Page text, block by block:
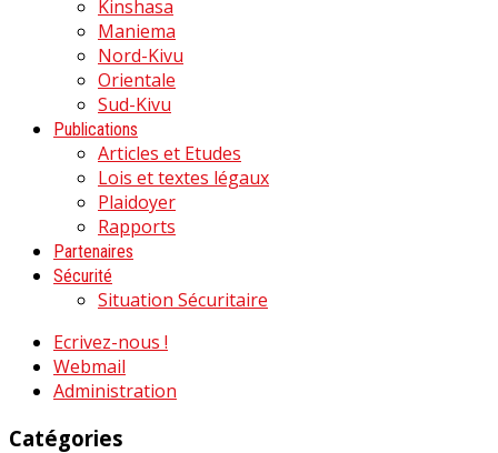
Kinshasa
Maniema
Nord-Kivu
Orientale
Sud-Kivu
Publications
Articles et Etudes
Lois et textes légaux
Plaidoyer
Rapports
Partenaires
Sécurité
Situation Sécuritaire
Ecrivez-nous !
Webmail
Administration
Catégories